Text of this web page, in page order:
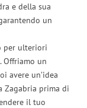
e della sua
un
per ulteriori
Offriamo un
avere un’idea
Zagabria prima di
il tuo